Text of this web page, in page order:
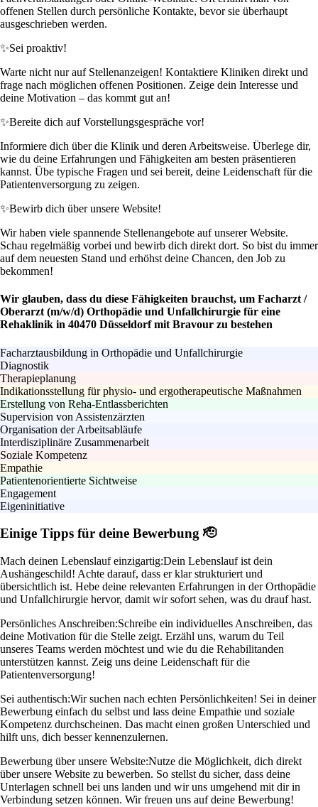
offenen Stellen durch persönliche Kontakte, bevor sie überhaupt
ausgeschrieben werden.
✨Sei proaktiv!
Warte nicht nur auf Stellenanzeigen! Kontaktiere Kliniken direkt und
frage nach möglichen offenen Positionen. Zeige dein Interesse und
deine Motivation – das kommt gut an!
✨Bereite dich auf Vorstellungsgespräche vor!
Informiere dich über die Klinik und deren Arbeitsweise. Überlege dir,
wie du deine Erfahrungen und Fähigkeiten am besten präsentieren
kannst. Übe typische Fragen und sei bereit, deine Leidenschaft für die
Patientenversorgung zu zeigen.
✨Bewirb dich über unsere Website!
Wir haben viele spannende Stellenangebote auf unserer Website.
Schau regelmäßig vorbei und bewirb dich direkt dort. So bist du immer
auf dem neuesten Stand und erhöhst deine Chancen, den Job zu
bekommen!
Wir glauben, dass du diese Fähigkeiten brauchst, um Facharzt /
Oberarzt (m/w/d) Orthopädie und Unfallchirurgie für eine
Rehaklinik in 40470 Düsseldorf mit Bravour zu bestehen
Facharztausbildung in Orthopädie und Unfallchirurgie
Diagnostik
Therapieplanung
Indikationsstellung für physio- und ergotherapeutische Maßnahmen
Erstellung von Reha-Entlassberichten
Supervision von Assistenzärzten
Organisation der Arbeitsabläufe
Interdisziplinäre Zusammenarbeit
Soziale Kompetenz
Empathie
Patientenorientierte Sichtweise
Engagement
Eigeninitiative
Einige Tipps für deine Bewerbung 🫡
Mach deinen Lebenslauf einzigartig:Dein Lebenslauf ist dein
Aushängeschild! Achte darauf, dass er klar strukturiert und
übersichtlich ist. Hebe deine relevanten Erfahrungen in der Orthopädie
und Unfallchirurgie hervor, damit wir sofort sehen, was du drauf hast.
Persönliches Anschreiben:Schreibe ein individuelles Anschreiben, das
deine Motivation für die Stelle zeigt. Erzähl uns, warum du Teil
unseres Teams werden möchtest und wie du die Rehabilitanden
unterstützen kannst. Zeig uns deine Leidenschaft für die
Patientenversorgung!
Sei authentisch:Wir suchen nach echten Persönlichkeiten! Sei in deiner
Bewerbung einfach du selbst und lass deine Empathie und soziale
Kompetenz durchscheinen. Das macht einen großen Unterschied und
hilft uns, dich besser kennenzulernen.
Bewerbung über unsere Website:Nutze die Möglichkeit, dich direkt
über unsere Website zu bewerben. So stellst du sicher, dass deine
Unterlagen schnell bei uns landen und wir uns umgehend mit dir in
Verbindung setzen können. Wir freuen uns auf deine Bewerbung!